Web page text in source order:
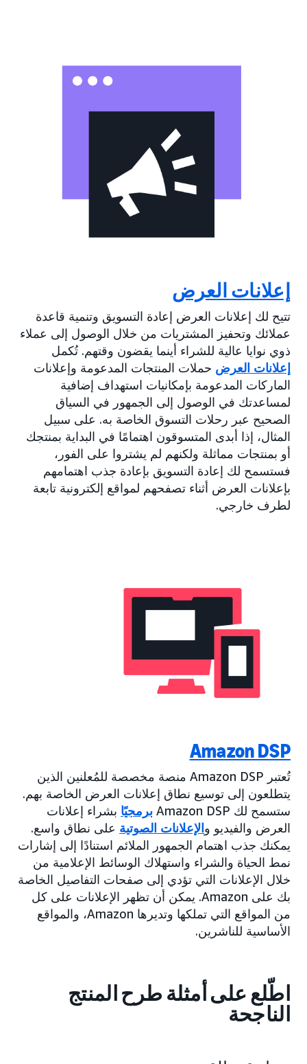
إعلانات العرض
تتيح لك إعلانات العرض إعادة التسويق وتنمية قاعدة
عملائك وتحفيز المشتريات من خلال الوصول إلى عملاء
ذوي نوايا عالية للشراء أينما يقضون وقتهم. تُكمل
إعلانات العرض حملات المنتجات المدعومة وإعلانات
الماركات المدعومة بإمكانيات استهداف إضافية
لمساعدتك في الوصول إلى الجمهور في السياق
الصحيح عبر رحلات التسوق الخاصة به. على سبيل
المثال، إذا أبدى المتسوقون اهتمامًا في البداية بمنتجك
أو بمنتجات مماثلة ولكنهم لم يشتروا على الفور،
فستسمح لك إعادة التسويق بإعادة جذب اهتمامهم
بإعلانات العرض أثناء تصفحهم لمواقع إلكترونية تابعة
لطرف خارجي.
Amazon DSP
تُعتبر Amazon DSP منصة مخصصة للمُعلنين الذين
يتطلعون إلى توسيع نطاق إعلانات العرض الخاصة بهم.
ستسمح لك Amazon DSP
برمجيًا بشراء إعلانات
العرض والفيديو والإعلانات الصوتية على نطاق واسع.
يمكنك جذب اهتمام الجمهور الملائم استنادًا إلى إشارات
نمط الحياة والشراء واستهلاك الوسائط الإعلامية من
خلال الإعلانات التي تؤدي إلى صفحات التفاصيل الخاصة
بك على Amazon. يمكن أن تظهر الإعلانات على كل
من المواقع التي تملكها وتديرها Amazon، والمواقع
الأساسية للناشرين.
اطّلع على أمثلة طرح المنتج
الناجحة